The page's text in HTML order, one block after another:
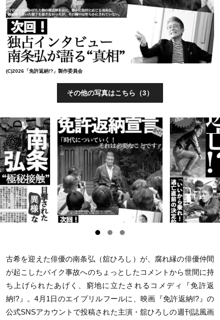
(C)2026「免許返納!?」製作委員会
その他の写真はこちら（3）
古希を迎えた俳優の南条弘（舘ひろし）が、腐れ縁の俳優仲間
が起こしたバイク事故へのちょっとしたコメントから世間に持
ち上げられたあげく、窮地に立たされるコメディ『免許返
納!?』。4月1日のエイプリルフールに、映画『免許返納!?』の
公式SNSアカウントで投稿された主演・舘ひろしの週刊誌風画